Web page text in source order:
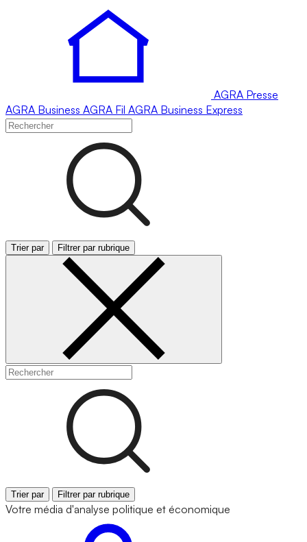
AGRA Presse
AGRA Business AGRA Fil AGRA Business Express
Trier par Filtrer par rubrique
Trier par Filtrer par rubrique
Votre média d'analyse politique et économique